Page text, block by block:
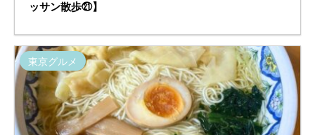
ッサン散歩㉑】
東京グルメ